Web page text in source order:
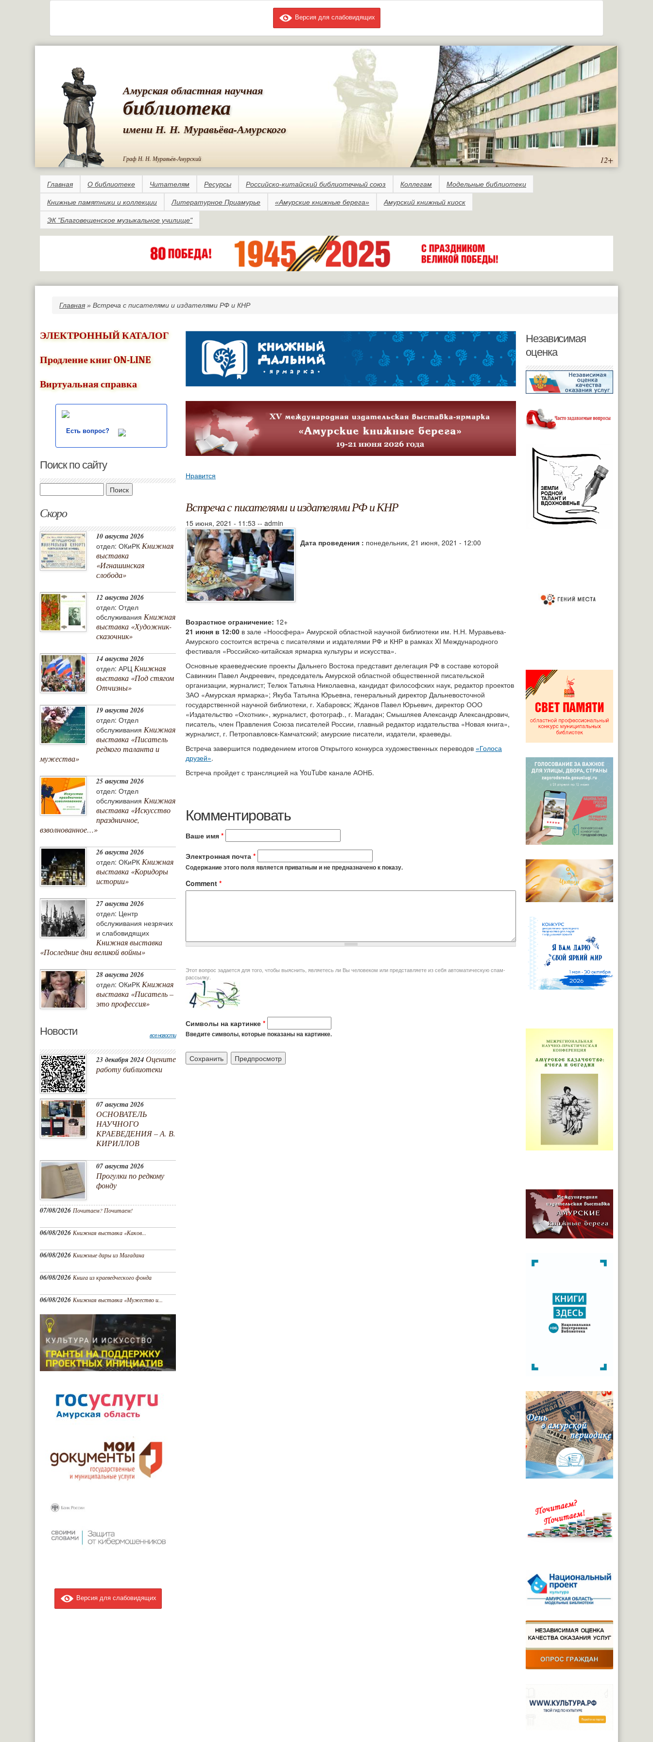
Версия для слабовидящих
Амурская областная научная
библиотека
имени Н. Н. Муравьёва-Амурского
Граф Н. Н. Муравьёв-Амурский 12+
Главная О библиотеке Читателям Ресурсы Российско-китайский библиотечный союз Коллегам Модельные библиотеки
Книжные памятники и коллекции Литературное Приамурье «Амурские книжные берега» Амурский книжный киоск
ЭК "Благовещенское музыкальное училище"
Вы здесь
Главная » Встреча с писателями и издателями РФ и КНР
ЭЛЕКТРОННЫЙ КАТАЛОГ
Продление книг ON-LINE
Виртуальная справка
Есть вопрос?
Поиск по сайту
Скоро
10 августа 2026
отдел: ОКиРК Книжная
выставка
«Игнашинская
слобода»
12 августа 2026
отдел: Отдел
обслуживания Книжная
выставка «Художник-
сказочник»
14 августа 2026
отдел: АРЦ Книжная
выставка «Под стягом
Отчизны»
19 августа 2026
отдел: Отдел
обслуживания Книжная
выставка «Писатель
редкого таланта и
мужества»
25 августа 2026
отдел: Отдел
обслуживания Книжная
выставка «Искусство
праздничное,
взволнованное…»
26 августа 2026
отдел: ОКиРК Книжная
выставка «Коридоры
истории»
27 августа 2026
отдел: Центр
обслуживания незрячих
и слабовидящих
Книжная выставка
«Последние дни великой войны»
28 августа 2026
отдел: ОКиРК Книжная
выставка «Писатель –
это профессия»
Новости все новости
23 декабря 2024 Оцените
работу библиотеки
07 августа 2026
ОСНОВАТЕЛЬ
НАУЧНОГО
КРАЕВЕДЕНИЯ – А. В.
КИРИЛЛОВ
07 августа 2026
Прогулки по редкому
фонду
07/08/2026 Почитаем? Почитаем!
06/08/2026 Книжная выставка «Каков...
06/08/2026 Книжные дары из Магадана
06/08/2026 Книга из краеведческого фонда
06/08/2026 Книжная выставка «Мужество и...
Версия для слабовидящих
Нравится
Встреча с писателями и издателями РФ и КНР
15 июня, 2021 - 11:53 -- admin
Дата проведения : понедельник, 21 июня, 2021 - 12:00
Возрастное ограничение: 12+
21 июня в 12:00 в зале «Ноосфера» Амурской областной научной библиотеки им. Н.Н. Муравьева-
Амурского состоится встреча с писателями и издателями РФ и КНР в рамках XI Международного
фестиваля «Российско-китайская ярмарка культуры и искусства».
Основные краеведческие проекты Дальнего Востока представит делегация РФ в составе которой
Савинкин Павел Андреевич, председатель Амурской областной общественной писательской
организации, журналист; Телюк Татьяна Николаевна, кандидат философских наук, редактор проектов
ЗАО «Амурская ярмарка»; Якуба Татьяна Юрьевна, генеральный директор Дальневосточной
государственной научной библиотеки, г. Хабаровск; Жданов Павел Юрьевич, директор ООО
«Издательство «Охотник», журналист, фотограф., г. Магадан; Смышляев Александр Александрович,
писатель, член Правления Союза писателей России, главный редактор издательства «Новая книга»,
журналист, г. Петропавловск-Камчатский; амурские писатели, издатели, краеведы.
Встреча завершится подведением итогов Открытого конкурса художественных переводов «Голоса
друзей».
Встреча пройдет с трансляцией на YouTube канале АОНБ.
Комментировать
Ваше имя *
Электронная почта *
Содержание этого поля является приватным и не предназначено к показу.
Comment *
Этот вопрос задается для того, чтобы выяснить, являетесь ли Вы человеком или представляете из себя автоматическую спам-
рассылку.
Символы на картинке *
Введите символы, которые показаны на картинке.
Независимая
оценка